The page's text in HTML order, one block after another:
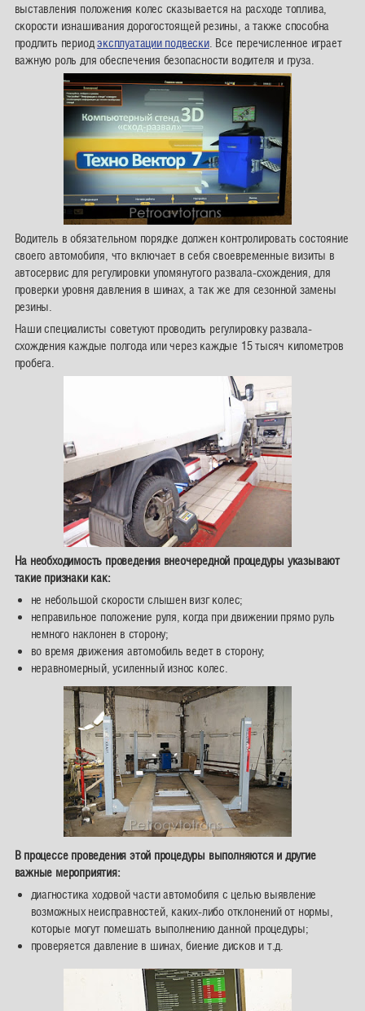
выставления положения колес сказывается на расходе топлива,
скорости изнашивания дорогостоящей резины, а также способна
продлить периодэксплуатации подвески. Все перечисленное играет
важную роль для обеспечения безопасности водителя и груза.
Водитель в обязательном порядке должен контролировать состояние
своего автомобиля, что включает в себя своевременные визиты в
автосервис для регулировки упомянутого развала-схождения, для
проверки уровня давления в шинах, а так же для сезонной замены
резины.
Наши специалисты советуют проводить регулировку развала-
схождения каждые полгода или через каждые 15 тысяч километров
пробега.
На необходимость проведения внеочередной процедуры указывают
такие признаки как:
не небольшой скорости слышен визг колес;
неправильное положение руля, когда при движении прямо руль
немного наклонен в сторону;
во время движения автомобиль ведет в сторону;
неравномерный, усиленный износ колес.
В процессе проведения этой процедуры выполняются и другие
важные мероприятия:
диагностика ходовой части автомобиля с целью выявление
возможных неисправностей, каких-либо отклонений от нормы,
которые могут помешать выполнению данной процедуры;
проверяется давление в шинах, биение дисков и т.д.